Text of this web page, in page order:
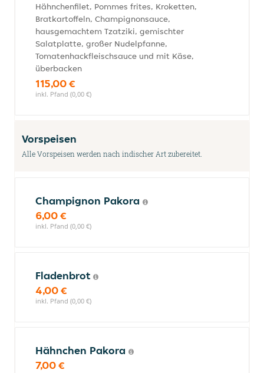
Hähnchenfilet, Pommes frites, Kroketten,
Bratkartoffeln, Champignonsauce,
hausgemachtem Tzatziki, gemischter
Salatplatte, großer Nudelpfanne,
Tomatenhackfleischsauce und mit Käse,
überbacken
115,00 €
inkl. Pfand (0,00 €)
Vorspeisen
Alle Vorspeisen werden nach indischer Art zubereitet.
Champignon Pakora
6,00 €
inkl. Pfand (0,00 €)
Fladenbrot
4,00 €
inkl. Pfand (0,00 €)
Hähnchen Pakora
7,00 €